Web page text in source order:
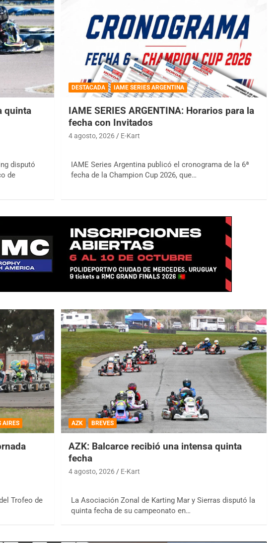
quinta
disputó
de
DESTACADA IAME SERIES ARGENTINA
IAME SERIES ARGENTINA: Horarios para la
fecha con Invitados
4 agosto, 2026 E-Kart
IAME Series Argentina publicó el cronograma de la 6ª
fecha de la Champion Cup 2026, que…
AIRES
Trofeo de
AZK BREVES
AZK: Balcarce recibió una intensa quinta
fecha
4 agosto, 2026 E-Kart
La Asociación Zonal de Karting Mar y Sierras disputó la
quinta fecha de su campeonato en…